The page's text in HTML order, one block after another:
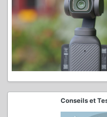
Conseils et